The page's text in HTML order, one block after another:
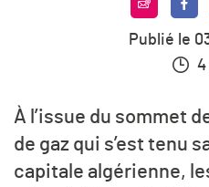
Publié le
4
À l’issue du sommet
de gaz qui s’est tenu
capitale algérienne,